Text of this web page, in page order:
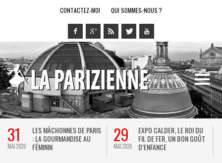
CONTACTEZ-MOI QUI SOMMES-NOUS ?
31
MAI 2026
LES MÂCHONNES DE PARIS
: LA GOURMANDISE AU
FÉMININ
29
MAI 2026
EXPO CALDER, LE ROI DU
FIL DE FER, UN BON GOÛT
D’ENFANCE